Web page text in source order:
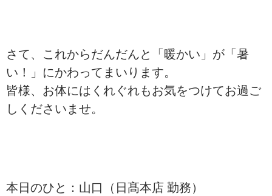
さて、これからだんだんと「暖かい」が「暑
い！」にかわってまいります。
皆様、お体にはくれぐれもお気をつけてお過ご
しくださいませ。
本日のひと：山口（日髙本店 勤務）